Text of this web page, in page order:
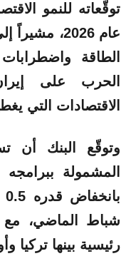
توقّعاته للنمو
عام 2026،
الطاقة
الحرب على
الاقتصادات التي
شباط الماضي،
رئيسية بينها تركيا